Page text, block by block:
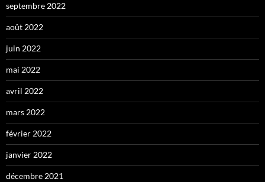
septembre 2022
août 2022
juin 2022
mai 2022
avril 2022
mars 2022
février 2022
janvier 2022
décembre 2021